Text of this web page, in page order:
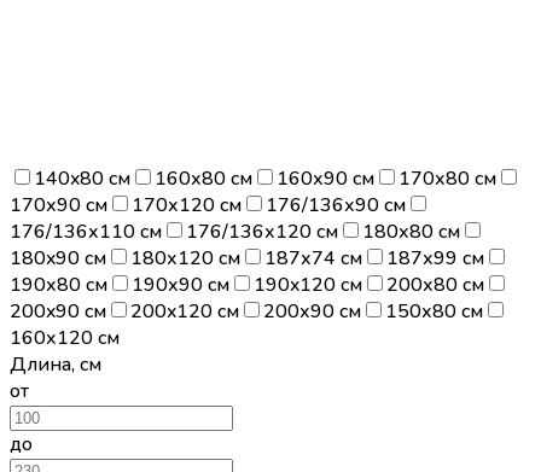
140x80 см 160х80 см 160х90 см
170х80 см
170х90 см
170х120 см
176/136х90 см
176/136х110 см
176/136х120 см
180х80 см
180x90 см
180х120 см 187х74 см
187х99 см
190х80 см
190х90 см 190x120 см
200х80 см
200x90 см
200x120 см 200х90 см
150х80 см
160х120 см
Длина,см
от
до